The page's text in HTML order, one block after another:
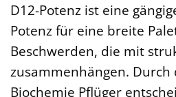
D12-Potenz ist eine
Potenz für eine breite
Beschwerden, die mit
zusammenhängen. Durch
Biochemie Pflüger